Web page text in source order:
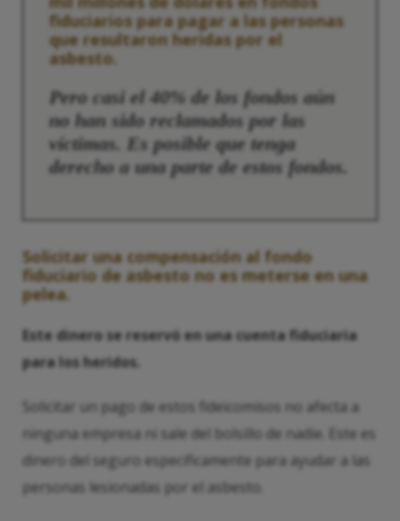
fiduciarios para pagar a las personas
que resultaron heridas por el
asbesto.
Pero casi el 40% de los fondos aún
no han sido reclamados por las
víctimas. Es posible que tenga
derecho a una parte de estos fondos.
Solicitar una compensación al fondo
fiduciario de asbesto no es meterse en una
pelea.
Este dinero se reservó en una cuenta fiduciaria
para los heridos.
Solicitar un pago de estos fideicomisos no afecta a
ninguna empresa ni sale del bolsillo de nadie. Este es
dinero del seguro específicamente para ayudar a las
personas lesionadas por el asbesto.